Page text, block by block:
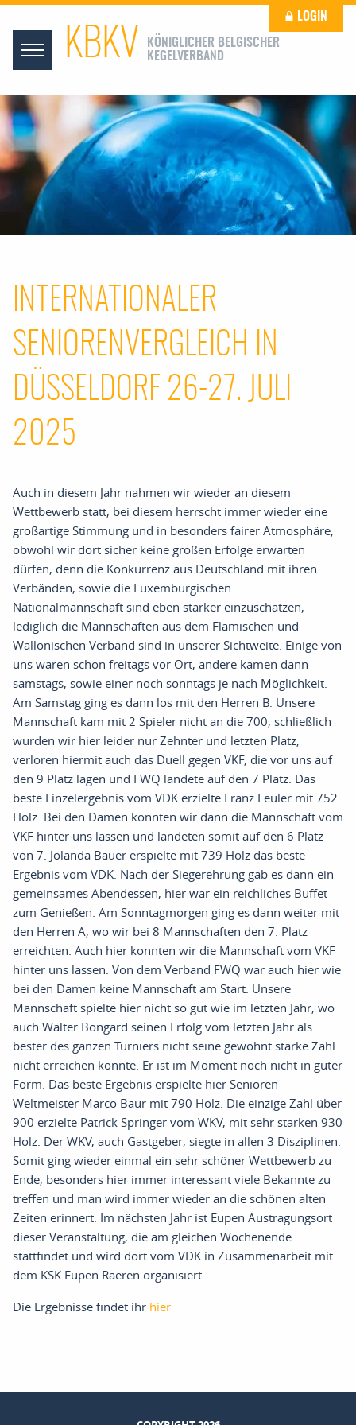
KBKV
KÖNIGLICHER BELGISCHER
KEGELVERBAND
LOGIN
INTERNATIONALER
SENIORENVERGLEICH IN
DÜSSELDORF 26-27. JULI
2025
Auch in diesem Jahr nahmen wir wieder an diesem
Wettbewerb statt, bei diesem herrscht immer wieder eine
großartige Stimmung und in besonders fairer Atmosphäre,
obwohl wir dort sicher keine großen Erfolge erwarten
dürfen, denn die Konkurrenz aus Deutschland mit ihren
Verbänden, sowie die Luxemburgischen
Nationalmannschaft sind eben stärker einzuschätzen,
lediglich die Mannschaften aus dem Flämischen und
Wallonischen Verband sind in unserer Sichtweite. Einige von
uns waren schon freitags vor Ort, andere kamen dann
samstags, sowie einer noch sonntags je nach Möglichkeit.
Am Samstag ging es dann los mit den Herren B. Unsere
Mannschaft kam mit 2 Spieler nicht an die 700, schließlich
wurden wir hier leider nur Zehnter und letzten Platz,
verloren hiermit auch das Duell gegen VKF, die vor uns auf
den 9 Platz lagen und FWQ landete auf den 7 Platz. Das
beste Einzelergebnis vom VDK erzielte Franz Feuler mit 752
Holz. Bei den Damen konnten wir dann die Mannschaft vom
VKF hinter uns lassen und landeten somit auf den 6 Platz
von 7. Jolanda Bauer erspielte mit 739 Holz das beste
Ergebnis vom VDK. Nach der Siegerehrung gab es dann ein
gemeinsames Abendessen, hier war ein reichliches Buffet
zum Genießen. Am Sonntagmorgen ging es dann weiter mit
den Herren A, wo wir bei 8 Mannschaften den 7. Platz
erreichten. Auch hier konnten wir die Mannschaft vom VKF
hinter uns lassen. Von dem Verband FWQ war auch hier wie
bei den Damen keine Mannschaft am Start. Unsere
Mannschaft spielte hier nicht so gut wie im letzten Jahr, wo
auch Walter Bongard seinen Erfolg vom letzten Jahr als
bester des ganzen Turniers nicht seine gewohnt starke Zahl
nicht erreichen konnte. Er ist im Moment noch nicht in guter
Form. Das beste Ergebnis erspielte hier Senioren
Weltmeister Marco Baur mit 790 Holz. Die einzige Zahl über
900 erzielte Patrick Springer vom WKV, mit sehr starken 930
Holz. Der WKV, auch Gastgeber, siegte in allen 3 Disziplinen.
Somit ging wieder einmal ein sehr schöner Wettbewerb zu
Ende, besonders hier immer interessant viele Bekannte zu
treffen und man wird immer wieder an die schönen alten
Zeiten erinnert. Im nächsten Jahr ist Eupen Austragungsort
dieser Veranstaltung, die am gleichen Wochenende
stattfindet und wird dort vom VDK in Zusammenarbeit mit
dem KSK Eupen Raeren organisiert.
Die Ergebnisse findet ihr hier